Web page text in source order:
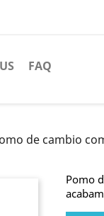
FAQ
de cambio
Pomo